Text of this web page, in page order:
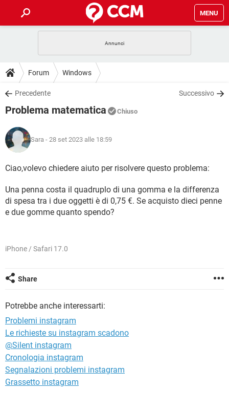
MENU
INTRATTENIMENTO
iOS
INSTAGRAM WHATSAPP
TIKTOK
HARDWARE
GUIDE
COVID-19
INSTAGRAM
TIKTOK
HARDWARE
DOWNLOAD
COVID-19 GAMING
INTRATTENIMENTO
iOS
HARDWARE
COVID-19
INTRATTENIMENTO
iOS WINDOWS 10
INSTAGRAM WHATSAPP
TIKTOK
GLOSSARIO
iOS WINDOWS 10
INSTAGRAM
HARDWARE
Forum Windows
Precedente Successivo
Problema matematica Chiuso
Sara - 28 set 2023 alle 18:59
Ciao,volevo chiedere aiuto per risolvere questo problema:
Una penna costa il quadruplo di una gomma e la differenza
di spesa tra i due oggetti è di 0,75 €. Se acquisto dieci penne
e due gomme quanto spendo?
iPhone / Safari 17.0
Share
Potrebbe anche interessarti:
Problemi instagram
Le richieste su instagram scadono
@Silent instagram
Cronologia instagram
Segnalazioni problemi instagram
Grassetto instagram